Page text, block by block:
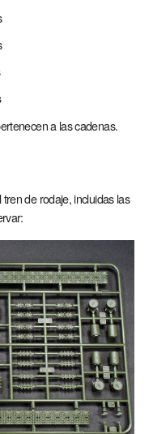
a las cadenas.
de rodaje, incluidas las